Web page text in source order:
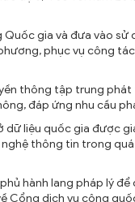
gia và đưa vào
phục vụ công
thông tập trung
đáp ứng nhu cầu
liệu quốc gia được
thông tin trong
hành lang pháp lý
dịch vụ công